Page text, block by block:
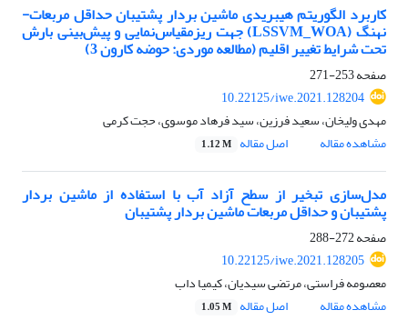
کاربرد الگوریتم هیبریدی ماشین بردار پشتیبان حداقل مربعات-
نهنگ (LSSVM_WOA) جهت ریز‌مقیاس‌نمایی و پیش‌بینی بارش
تحت شرایط تغییر اقلیم (مطالعه موردی: حوضه کارون 3)
صفحه253-271
10.22125/iwe.2021.128204
مهدی ولیخان، سعید فرزین، سید فرهاد موسوی، حجت کرمی
مشاهده مقاله
اصل مقاله 1.12 M
مدل‌سازی تبخیر از سطح آزاد آب با استفاده از ماشین بردار
پشتیبان و حداقل مربعات ماشین بردار پشتیبان
صفحه272-288
10.22125/iwe.2021.128205
معصومه فراستی، مرتضی سیدیان، کیمیا داب
مشاهده مقاله
اصل مقاله 1.05 M